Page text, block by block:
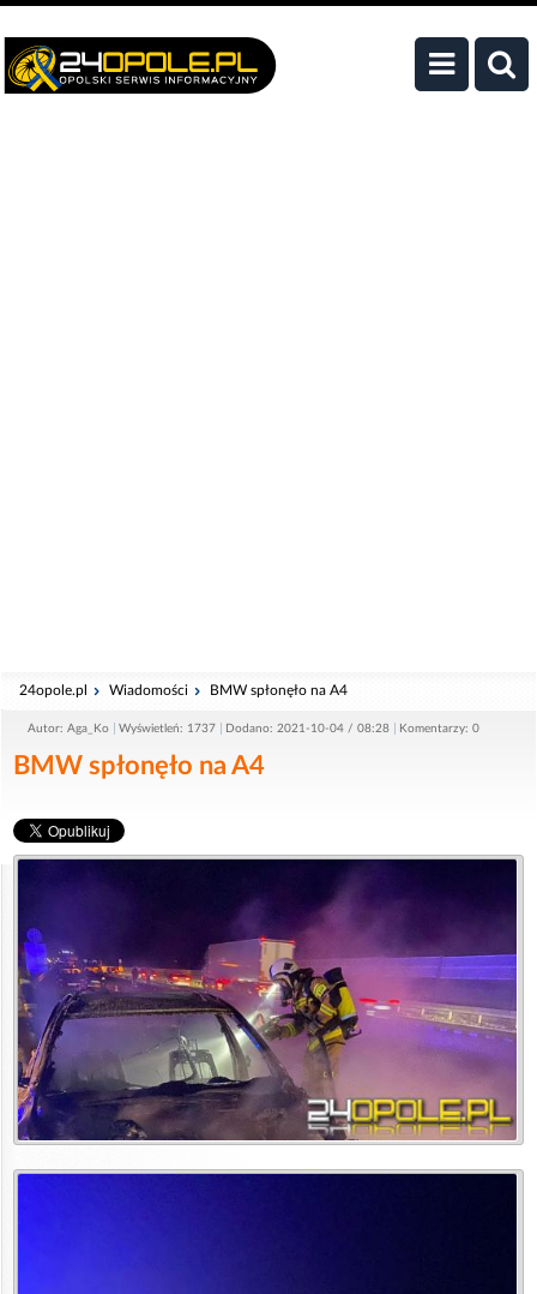
24opole.pl Wiadomości BMW spłonęło na A4
Autor: Aga_Ko Wyświetleń: 1737 Dodano: 2021-10-04 / 08:28 Komentarzy: 0
BMW spłonęło na A4